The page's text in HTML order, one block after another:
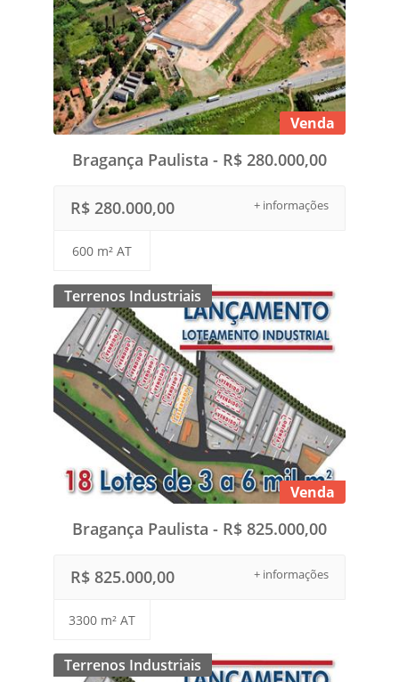
Venda
Bragança Paulista - R$ 280.000,00
+ informações
R$ 280.000,00
600 m² AT
Terrenos Industriais
Venda
Bragança Paulista - R$ 825.000,00
+ informações
R$ 825.000,00
3300 m² AT
Terrenos Industriais